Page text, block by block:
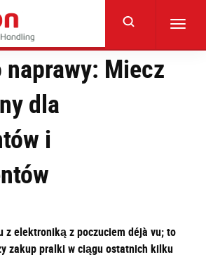
naprawy: Miecz
dla
i
z elektroniką z poczuciem déjà vu; to
zakup pralki w ciągu ostatnich kilku